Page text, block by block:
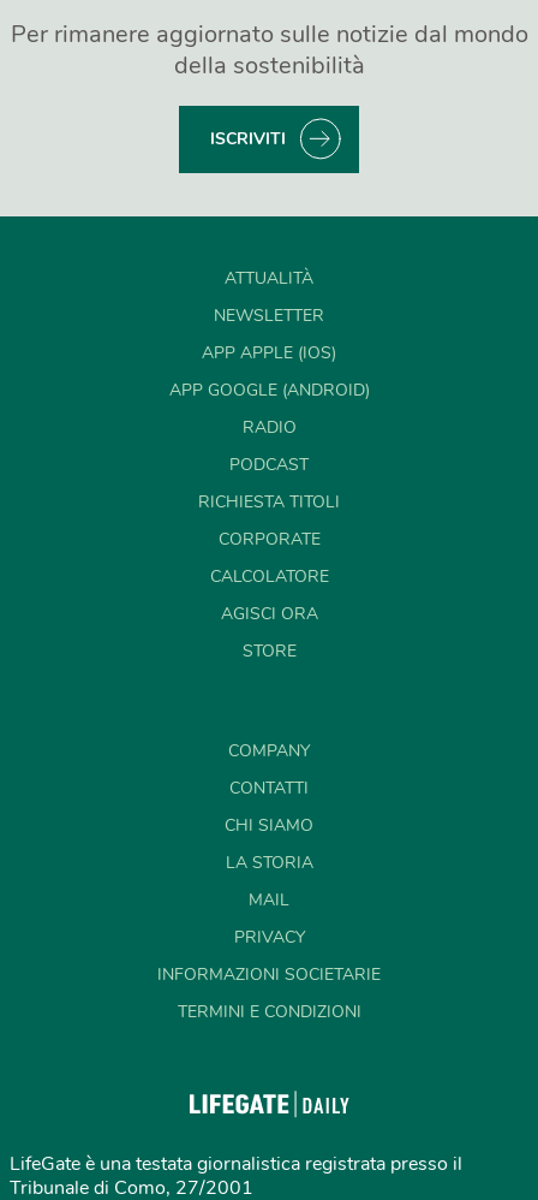
Per rimanere aggiornato sulle notizie dal mondo
della sostenibilità
ISCRIVITI
ATTUALITÀ
NEWSLETTER
APP APPLE (IOS)
APP GOOGLE (ANDROID)
RADIO
PODCAST
RICHIESTA TITOLI
CORPORATE
CALCOLATORE
AGISCI ORA
STORE
COMPANY
CONTATTI
CHI SIAMO
LA STORIA
MAIL
PRIVACY
INFORMAZIONI SOCIETARIE
TERMINI E CONDIZIONI
LifeGate è una testata giornalistica registrata presso il
Tribunale di Como, 27/2001